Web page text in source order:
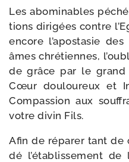
Les abo­mi­nables
tions diri­gées contre
encore l’a­po­sta­sie
âmes chré­tiennes,
de grâce par le grand
Cœur dou­lou­reux et
Compassion aux
votre divin Fils.
Afin de répa­rer tant de
dé l’é­ta­blis­se­ment